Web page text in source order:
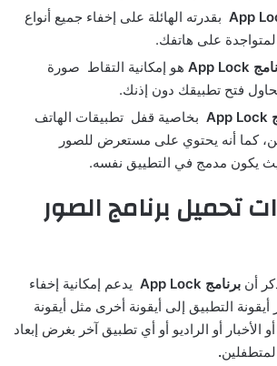
App بقدرته الهائلة على إخفاء جميع أنواع
على هاتفك.
App Lock هو إمكانية التقاط صورة
فتح تطبيقك دون إذنك.
App Lock بخاصية قفل تطبيقات الهاتف
كما أنه يحتوي على مستعرض للصور
يكون مدمج في التطييق نفسه.
تحميل برنامج الصور
أن برنامج App Lock
يدعم إمكانية إخفاء
أيقونة التطبيق إلى أيقونة أخرى مثل أيقونة
أو الراديو أو أي تطبيق آخر بغرض إبعاد
.